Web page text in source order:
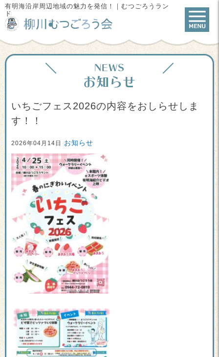
有明海沿岸周辺地域の魅力を発信！｜むつごろうラン
ド
お知らせ
NEWS
いちごフェス2026の内容をおしらせしま
す！！
2026年04月14日 お知らせ